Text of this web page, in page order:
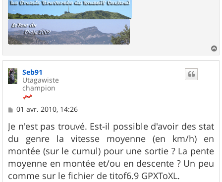
a
Seb91
Utagawiste
champion
M
s
s
a
g
e
01 avr. 2010, 14:26
Je n'est pas trouvé. Est-il possible d'avoir des stat
du genre la vitesse moyenne (en km/h) en
montée (sur le cumul) pour une sortie ? La pente
moyenne en montée et/ou en descente ? Un peu
comme sur le fichier de titof6.9 GPXToXL.